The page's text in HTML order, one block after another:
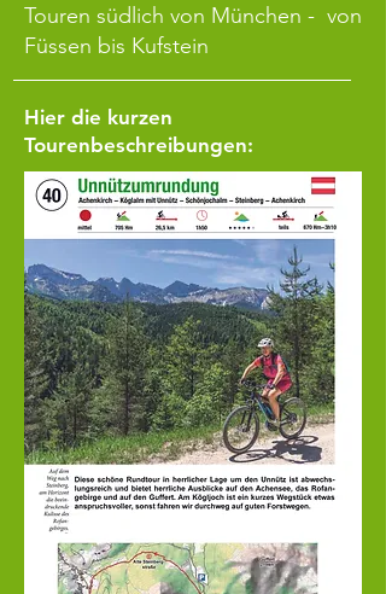
Touren südlich von München - von
Füssen bis Kufstein
Hier die kurzen
Tourenbeschreibungen: